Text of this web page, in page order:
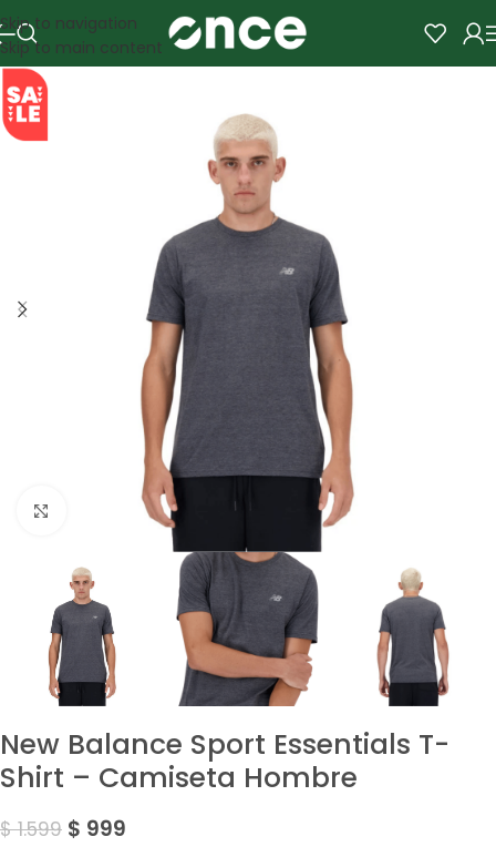
Skip to navigation
Skip to main content
SALE
Amplía la Imagen
New Balance Sport Essentials T-
Shirt – Camiseta Hombre
$1.599 $ 999